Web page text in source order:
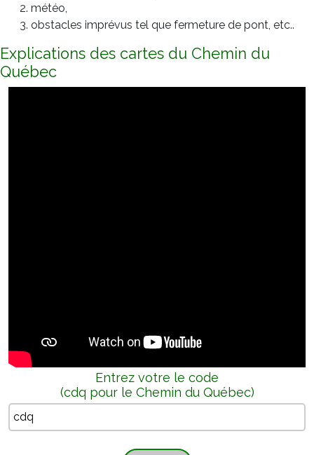
météo,
obstacles imprévus tel que fermeture de pont, etc..
Explications des cartes du Chemin du
Québec
Entrez votre le code
(cdq pour le Chemin du Québec)